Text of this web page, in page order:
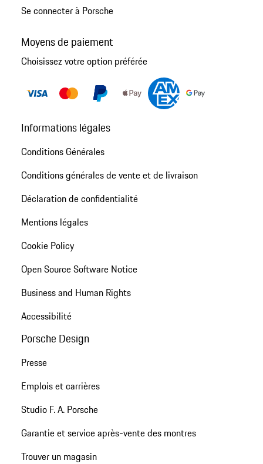
Se connecter à Porsche
Moyens de paiement
Choisissez votre option préférée
Informations légales
Conditions Générales
Conditions générales de vente et de livraison
Déclaration de confidentialité
Mentions légales
Cookie Policy
Open Source Software Notice
Business and Human Rights
Accessibilité
Porsche Design
Presse
Emplois et carrières
Studio F. A. Porsche
Garantie et service après-vente des montres
Trouver un magasin